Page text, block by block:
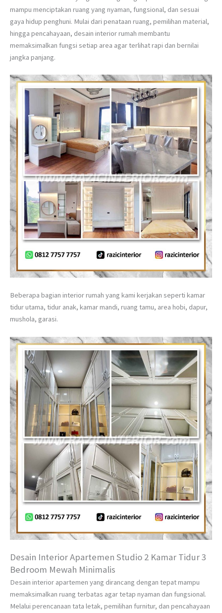
mampu menciptakan ruang yang nyaman, fungsional, dan sesuai
gaya hidup penghuni. Mulai dari penataan ruang, pemilihan material,
hingga pencahayaan, desain interior rumah membantu
memaksimalkan fungsi setiap area agar terlihat rapi dan bernilai
jangka panjang.
Beberapa bagian interior rumah yang kami kerjakan seperti kamar
tidur utama, tidur anak, kamar mandi, ruang tamu, area hobi, dapur,
mushola, garasi.
Desain Interior Apartemen Studio 2 Kamar Tidur 3
Bedroom Mewah Minimalis
Desain interior apartemen yang dirancang dengan tepat mampu
memaksimalkan ruang terbatas agar tetap nyaman dan fungsional.
Melalui perencanaan tata letak, pemilihan furnitur, dan pencahayaan